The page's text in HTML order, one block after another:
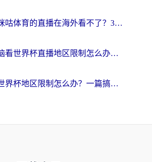
为什么咪咕体育的直播在海外看不了？3步解决海外看世界杯+抖音地区限制难题
海外电脑看世界杯直播地区限制怎么办？你需要一个聪明的加速器
海外看世界杯地区限制怎么办？一篇搞定咪咕视频播放+国内资源无缝访问指南